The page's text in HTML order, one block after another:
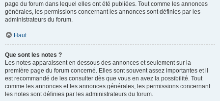
page du forum dans lequel elles ont été publiées. Tout comme les annonces
générales, les permissions concernant les annonces sont définies par les
administrateurs du forum.
Haut
Que sont les notes ?
Les notes apparaissent en dessous des annonces et seulement sur la
première page du forum concerné. Elles sont souvent assez importantes et il
est recommandé de les consulter dès que vous en avez la possibilité. Tout
comme les annonces et les annonces générales, les permissions concernant
les notes sont définies par les administrateurs du forum.